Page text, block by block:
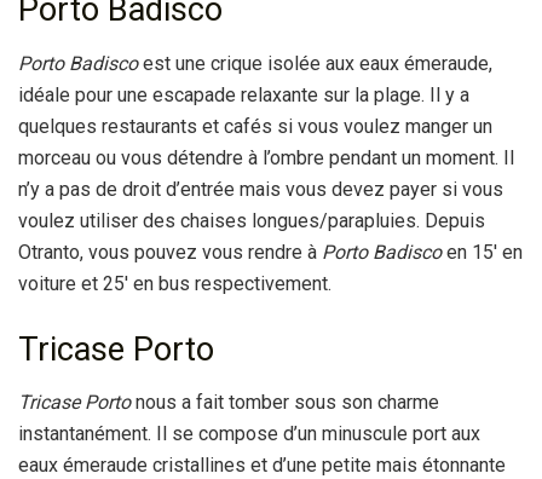
Porto Badisco
Porto Badiscoest une crique isolée aux eaux émeraude,
idéale pour une escapade relaxante sur la plage. Il y a
quelques restaurants et cafés si vous voulez manger un
morceau ou vous détendre à l’ombre pendant un moment. Il
n’y a pas de droit d’entrée mais vous devez payer si vous
voulez utiliser des chaises longues/parapluies. Depuis
Otranto, vous pouvez vous rendre à Porto Badiscoen 15′ en
voiture et 25′ en bus respectivement.
Tricase Porto
Tricase Portonous a fait tomber sous son charme
instantanément. Il se compose d’un minuscule port aux
eaux émeraude cristallines et d’une petite mais étonnante